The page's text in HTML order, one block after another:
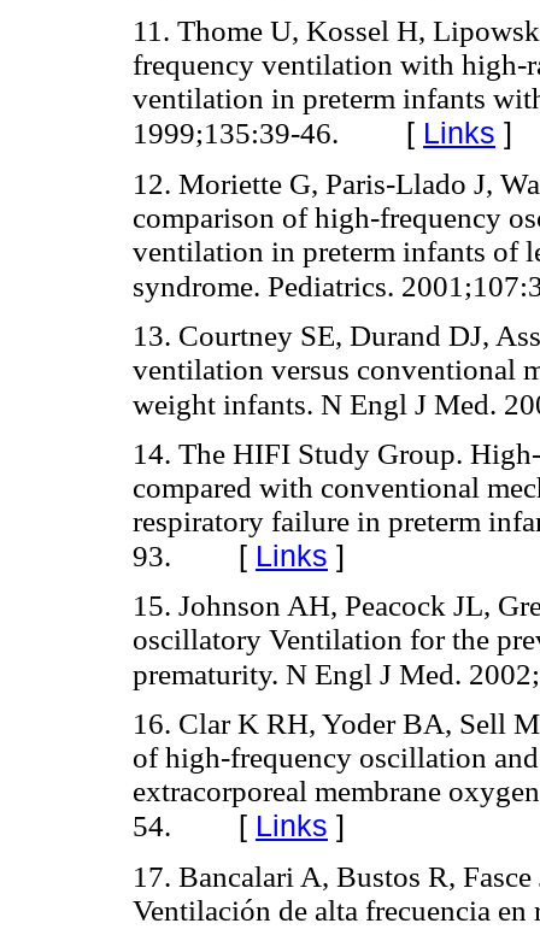
11. Thome U, Kossel H,
frequency ventilation with high-
ventilation in preterm infants
1999;135:39-46. [ Links ]
12. Moriette G, Paris-Llado J,
comparison of high-frequency
ventilation in preterm infants of
syndrome. Pediatrics.
13. Courtney SE, Durand DJ,
ventilation versus conventional
weight infants. N Engl J Med.
14. The HIFI Study Group.
compared with conventional
respiratory failure in preterm
93. [ Links ]
15. Johnson AH, Peacock JL,
oscillatory Ventilation for the
prematurity. N Engl J Med.
16. Clar K RH, Yoder BA, Sell
of high-frequency oscillation
extracorporeal membrane
54. [ Links ]
17. Bancalari A, Bustos R,
Ventilación de alta frecuencia